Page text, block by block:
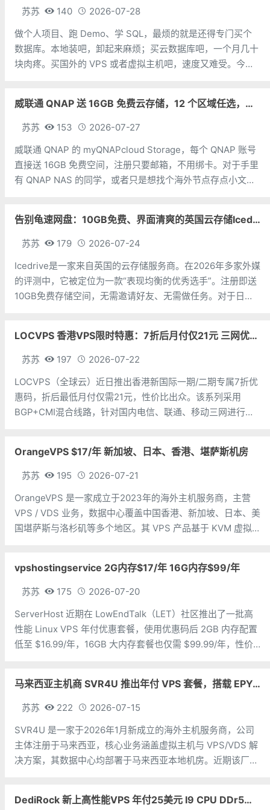
苏苏 140
2026-07-28
做个人项目、跑 Demo、学 SQL，最烦的就是还得专门买个
数据库。本地装吧，卸起来麻烦；买云数据库吧，一个月几十
块肉疼。买国外的 VPS 或者虚拟主机吧，速度又难受。今天
威联通 QNAP 送 16GB 免费云存储，12 个区域任选，邮箱注册即可
苏苏 153
2026-07-27
威联通 QNAP 的 myQNAPcloud Storage，每个 QNAP 账号
直接送 16GB 免费空间，注册只要邮箱，不用绑卡。对于手里
有 QNAP NAS 的同学，或者只是想找个海外节点存点小文件
告别龟速网盘：10GB免费、界面清爽的英国云存储Icedrive体验
苏苏 179
2026-07-24
Icedrive是一家来自英国的云存储服务商。在2026年多家外媒
的评测中，它被定位为一款“表现均衡的优秀选手”。注册即送
10GB免费存储空间，无需邀请好友、无需做任务。对于日常
是上传
LOCVPS 香港VPS限时特惠：7折后月付仅21元 三网优化BGP线路 可选原生IP
苏苏 197
2026-07-22
LOCVPS（全球云）近日推出香港新国际一期/二期专属7折优
惠码，折后最低月付仅需21元，性价比出众。该系列采用
BGP+CMI混合线路，针对国内电信、联通、移动三网进行专
术，机房覆
OrangeVPS $17/年 新加坡、日本、香港、堪萨斯机房
苏苏 195
2026-07-21
OrangeVPS 是一家成立于2023年的海外主机服务商，主营
VPS / VDS 业务，数据中心覆盖中国香港、新加坡、日本、美
国堪萨斯与洛杉矶等多个地区。其 VPS 产品基于 KVM 虚拟
vpshostingservice 2G内存$17/年 16G内存$99/年
苏苏 175
2026-07-20
ServerHost 近期在 LowEndTalk（LET）社区推出了一批高
性能 Linux VPS 年付优惠套餐，使用优惠码后 2GB 内存配置
低至 $16.99/年，16GB 大内存套餐也仅需 $99.99/年，性价
马来西亚主机商 SVR4U 推出年付 VPS 套餐，搭载 EPYC/至强铂金，支持支付宝
苏苏 222
2026-07-15
SVR4U 是一家于2026年1月新成立的海外主机服务商，公司
主体注册于马来西亚，核心业务涵盖虚拟主机与 VPS/VDS 解
决方案，其数据中心均部署于马来西亚本地机房。近期该厂商
DediRock 新上高性能VPS 年付25美元 I9 CPU DDr5内存 纽约机房